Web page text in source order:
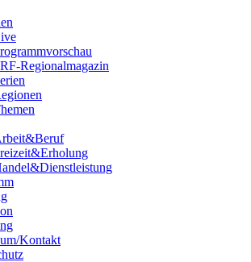
Regionalmagazin
Kontakt